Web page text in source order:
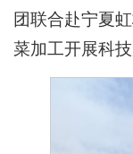
团联合赴宁夏
菜加工开展科